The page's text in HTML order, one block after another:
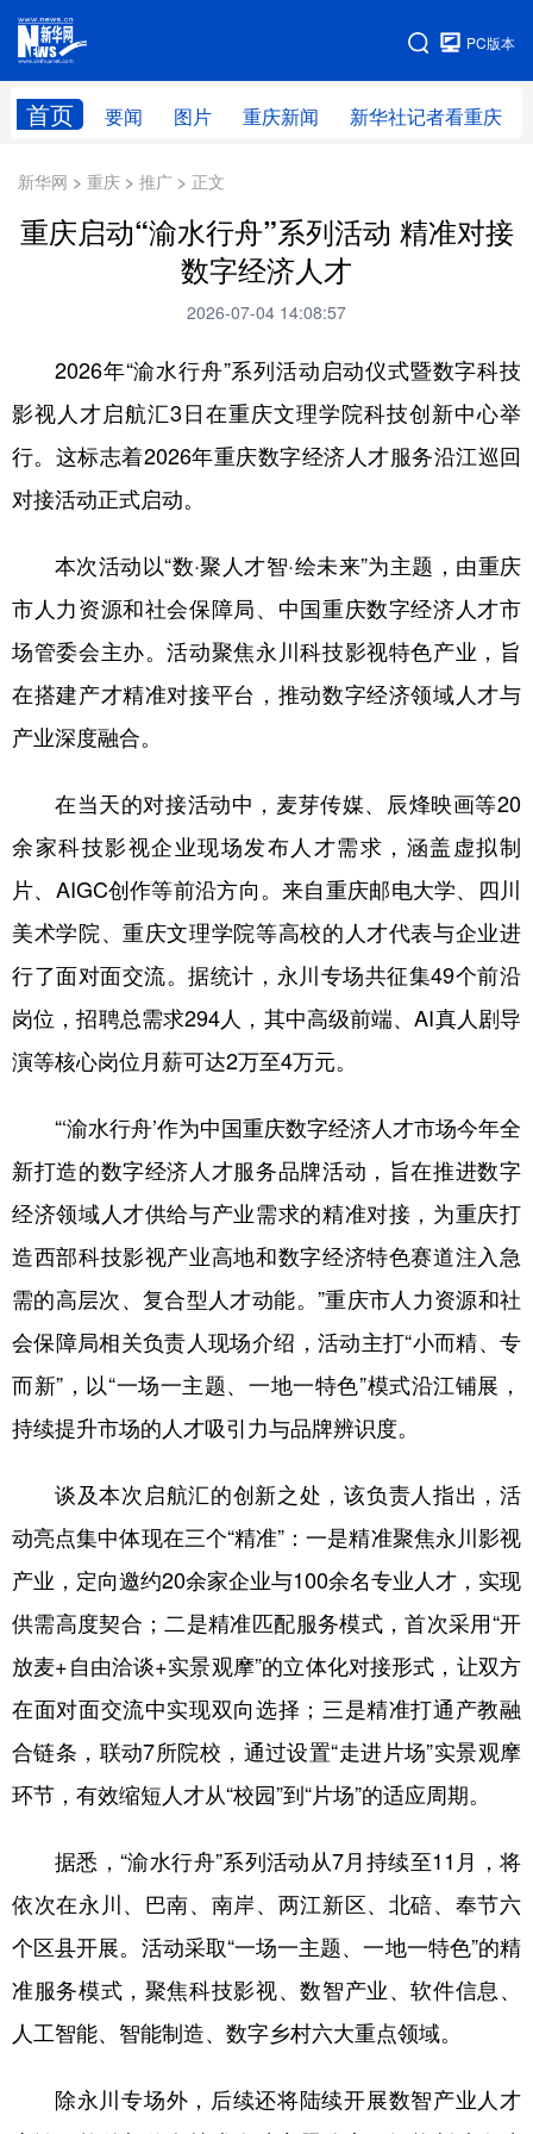
PC版本
首页 要闻 图片 重庆新闻 新华社记者看重庆
网站地图
新华网 > 重庆 > 推广 > 正文
重庆启动“渝水行舟”系列活动 精准对接
数字经济人才
2026-07-04 14:08:57
2026年“渝水行舟”系列活动启动仪式暨数字科技
影视人才启航汇3日在重庆文理学院科技创新中心举
行。这标志着2026年重庆数字经济人才服务沿江巡回
对接活动正式启动。
本次活动以“数·聚人才智·绘未来”为主题，由重庆
市人力资源和社会保障局、中国重庆数字经济人才市
场管委会主办。活动聚焦永川科技影视特色产业，旨
在搭建产才精准对接平台，推动数字经济领域人才与
产业深度融合。
在当天的对接活动中，麦芽传媒、辰烽映画等20
余家科技影视企业现场发布人才需求，涵盖虚拟制
片、AIGC创作等前沿方向。来自重庆邮电大学、四川
美术学院、重庆文理学院等高校的人才代表与企业进
行了面对面交流。据统计，永川专场共征集49个前沿
岗位，招聘总需求294人，其中高级前端、AI真人剧导
演等核心岗位月薪可达2万至4万元。
“‘渝水行舟’作为中国重庆数字经济人才市场今年全
新打造的数字经济人才服务品牌活动，旨在推进数字
经济领域人才供给与产业需求的精准对接，为重庆打
造西部科技影视产业高地和数字经济特色赛道注入急
需的高层次、复合型人才动能。”重庆市人力资源和社
会保障局相关负责人现场介绍，活动主打“小而精、专
而新”，以“一场一主题、一地一特色”模式沿江铺展，
持续提升市场的人才吸引力与品牌辨识度。
谈及本次启航汇的创新之处，该负责人指出，活
动亮点集中体现在三个“精准”：一是精准聚焦永川影视
产业，定向邀约20余家企业与100余名专业人才，实现
供需高度契合；二是精准匹配服务模式，首次采用“开
放麦+自由洽谈+实景观摩”的立体化对接形式，让双方
在面对面交流中实现双向选择；三是精准打通产教融
合链条，联动7所院校，通过设置“走进片场”实景观摩
环节，有效缩短人才从“校园”到“片场”的适应周期。
据悉，“渝水行舟”系列活动从7月持续至11月，将
依次在永川、巴南、南岸、两江新区、北碚、奉节六
个区县开展。活动采取“一场一主题、一地一特色”的精
准服务模式，聚焦科技影视、数智产业、软件信息、
人工智能、智能制造、数字乡村六大重点领域。
除永川专场外，后续还将陆续开展数智产业人才